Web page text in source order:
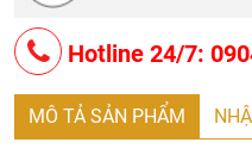
Hotline 24/7:
MÔ TẢ SẢN PHẨM